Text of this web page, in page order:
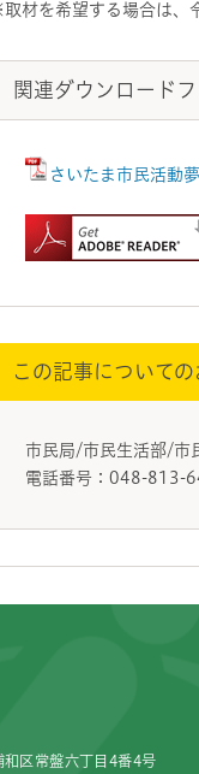
材を希望する場合は、
関連ダウンロード
さいたま市民活動
この記事について
市民局/市民生活部/
電話番号：048-813-
区常盤六丁目4番4号